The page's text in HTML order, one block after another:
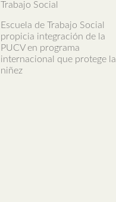
Trabajo Social
Escuela de Trabajo Social
propicia integración de la
PUCV en programa
internacional que protege la
niñez